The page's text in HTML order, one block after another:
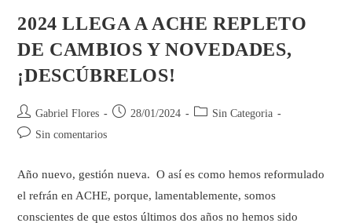
2024 LLEGA A ACHE REPLETO
DE CAMBIOS Y NOVEDADES,
¡DESCÚBRELOS!
Gabriel Flores 28/01/2024
Sin Categoria
Sin comentarios
Año nuevo, gestión nueva. O así es como hemos reformulado
el refrán en ACHE, porque, lamentablemente, somos
conscientes de que estos últimos dos años no hemos sido